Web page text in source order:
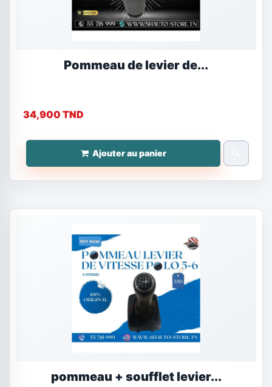
Pommeau de levier de...
34,900 TND
Ajouter au panier
pommeau + soufflet levier...